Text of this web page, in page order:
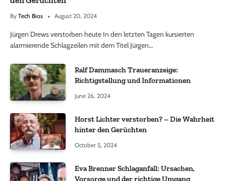
By Tech Bios August 20, 2024
Jürgen Drews verstorben heute In den letzten Tagen kursierten
alarmierende Schlagzeilen mit dem Titel Jürgen…
Ralf Dammasch Traueranzeige:
Richtigstellung und Informationen
June 26, 2024
Horst Lichter verstorben? – Die Wahrheit
hinter den Gerüchten
October 5, 2024
Eva Brenner Schlaganfall: Ursachen,